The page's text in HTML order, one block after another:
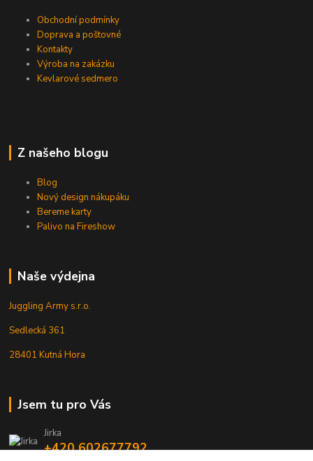
Obchodní podmínky
Doprava a poštovné
Kontakty
Výroba na zakázku
Kevlarové sedmero
Z našeho blogu
Blog
Nový design nákupáku
Bereme karty
Palivo na Fireshow
Naše výdejna
Juggling Army s.r.o.
Sedlecká 361
28401 Kutná Hora
Jsem tu pro Vás
Jirka
+420 602677792